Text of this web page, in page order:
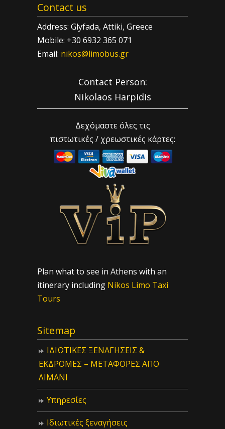
Contact us
Address: Glyfada, Attiki, Greece
Mobile: +30 6932 365 071
Email: nikos@limobus.gr
Contact Person:
Nikolaos Harpidis
Δεχόμαστε όλες τις
πιστωτικές / χρεωστικές κάρτες:
Plan what to see in Athens with an
itinerary including Nikos Limo Taxi
Tours
Sitemap
ΙΔIΩΤΙΚΕΣ ΞΕΝΑΓΗΣΕΙΣ &
ΕΚΔΡΟΜΕΣ – ΜΕΤΑΦΟΡΕΣ ΑΠΟ
ΛΙΜΑΝΙ
Υπηρεσίες
Ιδιωτικές ξεναγήσεις